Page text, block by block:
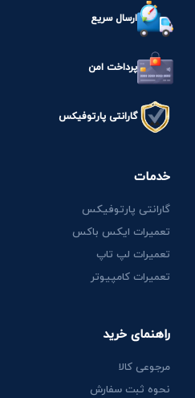
ارسال سریع
پرداخت امن
گارانتی پارتوفیکس
خدمات
گارانتی پارتوفیکس
تعمیرات ایکس باکس
تعمیرات لپ تاپ
تعمیرات کامپیوتر
راهنمای خرید
مرجوعی کالا
نحوه ثبت سفارش